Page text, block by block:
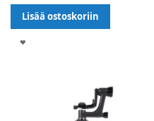
Lisää ostoskoriin